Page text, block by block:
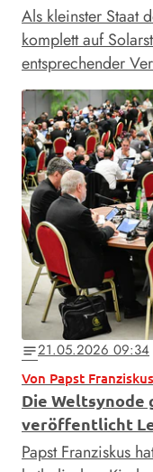
Als kleinster Staat
komplett auf
entsprechender
notes21.05.2026 09:34
Von Papst
Die Weltsynode
veröffentlicht
Papst Franziskus